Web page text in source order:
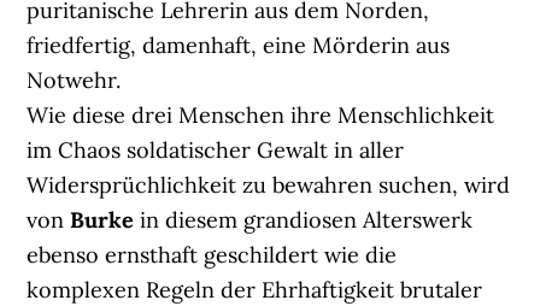
puritanische Lehrerin aus dem Norden,
friedfertig, damenhaft, eine Mörderin aus
Notwehr.
Wie diese drei Menschen ihre Menschlichkeit
im Chaos soldatischer Gewalt in aller
Widersprüchlichkeit zu bewahren suchen, wird
vonBurke in diesem grandiosen Alterswerk
ebenso ernsthaft geschildert wie die
komplexen Regeln der Ehrhaftigkeit brutaler